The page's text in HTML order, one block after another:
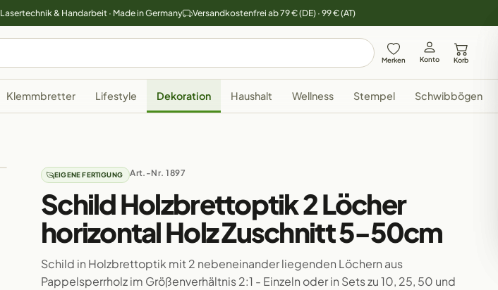
Lasertechnik & Handarbeit · Made in Germany Versandkostenfrei ab 79 € (DE) · 99 € (AT)
Merken Konto Korb
Klemmbretter Lifestyle Dekoration Haushalt Wellness Stempel Schwibbögen
EIGENE FERTIGUNG Art.-Nr. 1897
Schild Holzbrettoptik 2 Löcher
horizontal Holz Zuschnitt 5-50cm
Schild in Holzbrettoptik mit 2 nebeneinander liegenden Löchern aus
Pappelsperrholz im Größenverhältnis 2:1 - Einzeln oder in Sets zu 10, 25, 50 und